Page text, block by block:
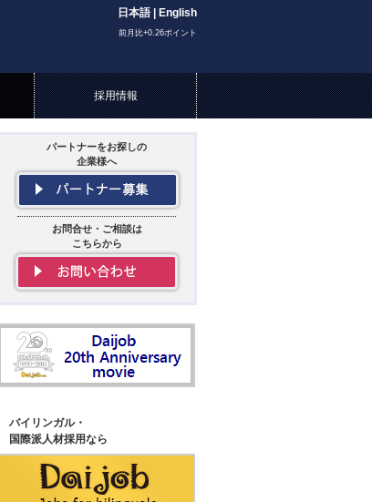
前月比+0.26ポイント
日本語 English
採用情報
パートナーをお探しの
企業様へ
お問合せ・ご相談は
こちらから
バイリンガル・
国際派人材採用なら